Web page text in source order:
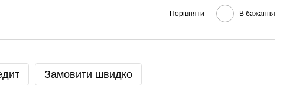
Порівняти В бажання
Замовити швидко